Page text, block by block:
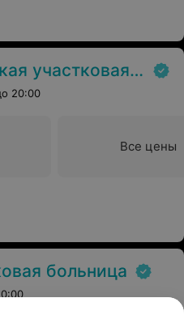
больница
20:00
Все цены
больница